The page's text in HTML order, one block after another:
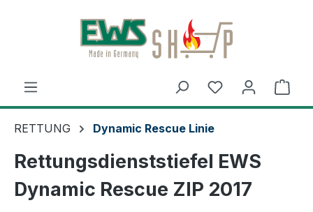
Zum Hauptinhalt springen
RETTUNG Dynamic Rescue Linie
Rettungsdienststiefel EWS
Dynamic Rescue ZIP 2017